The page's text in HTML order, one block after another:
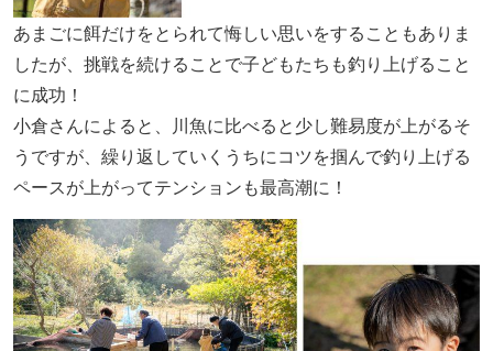
あまごに餌だけをとられて悔しい思いをすることもありま
したが、挑戦を続けることで子どもたちも釣り上げること
に成功！
小倉さんによると、川魚に比べると少し難易度が上がるそ
うですが、繰り返していくうちにコツを掴んで釣り上げる
ペースが上がってテンションも最高潮に！